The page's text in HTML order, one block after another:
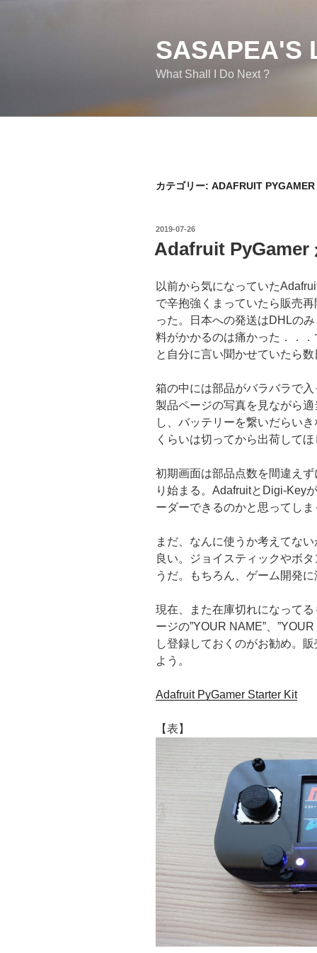
SASAPEA'S
What Shall I Do Next ?
カテゴリー: ADAFRUIT PYGAMER
投
日:
2019-07-26
Adafruit PyGamer
以前から気になっていた
で辛抱強くまっていたら販売
った。日本への発送はDHLの
料がかかるのは痛かった．．
と自分に言い聞かせていたら
箱の中には部品がバラバラで
製品ページの写真を見ながら
し、バッテリーを繋いだらい
くらいは切ってから出荷して
初期画面は部品点数を間違え
り始まる。AdafruitとDigi-Key
ーダーできるのかと思ってし
まだ、なんに使うか考えてな
良い。ジョイスティックやボ
うだ。もちろん、ゲーム開発
現在、また在庫切れになって
ージの”YOUR NAME”、
し登録しておくのがお勧め。
よう。
Adafruit PyGamer Starter Kit
【表】